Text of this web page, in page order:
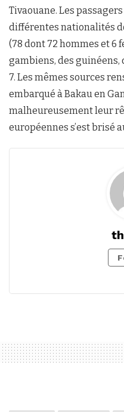
Tivaouane. Les
différentes nationalités
(78 dont 72 hommes et 6
gambiens, des guinéens,
7. Les mêmes sources
embarqué à Bakau en
malheureusement leur
européennes s’est brisé